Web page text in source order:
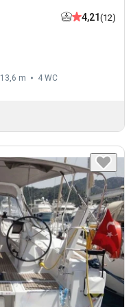
4,21 (12)
13,6 m 4 WC